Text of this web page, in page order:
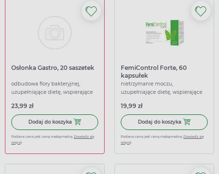
Osłonka Gastro, 20 saszetek
odbudowa flory bakteryjnej,
uzupełniające dietę, wspierające
23,99 zł
Dodaj do koszyka Dodaj do koszyka Osłonka Gastro, 20 saszetek
Podana cena jest ceną maksymalną. Dowiedz się
więcej
FemiControl Forte, 60
kapsułek
nietrzymanie moczu,
uzupełniające dietę, wspierające
19,99 zł
Dodaj do koszyka Dodaj do
Podana cena jest ceną maksymalną. Dowiedz się
więcej